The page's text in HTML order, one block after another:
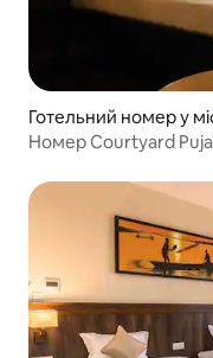
Готельний номер у
Номер Courtyard